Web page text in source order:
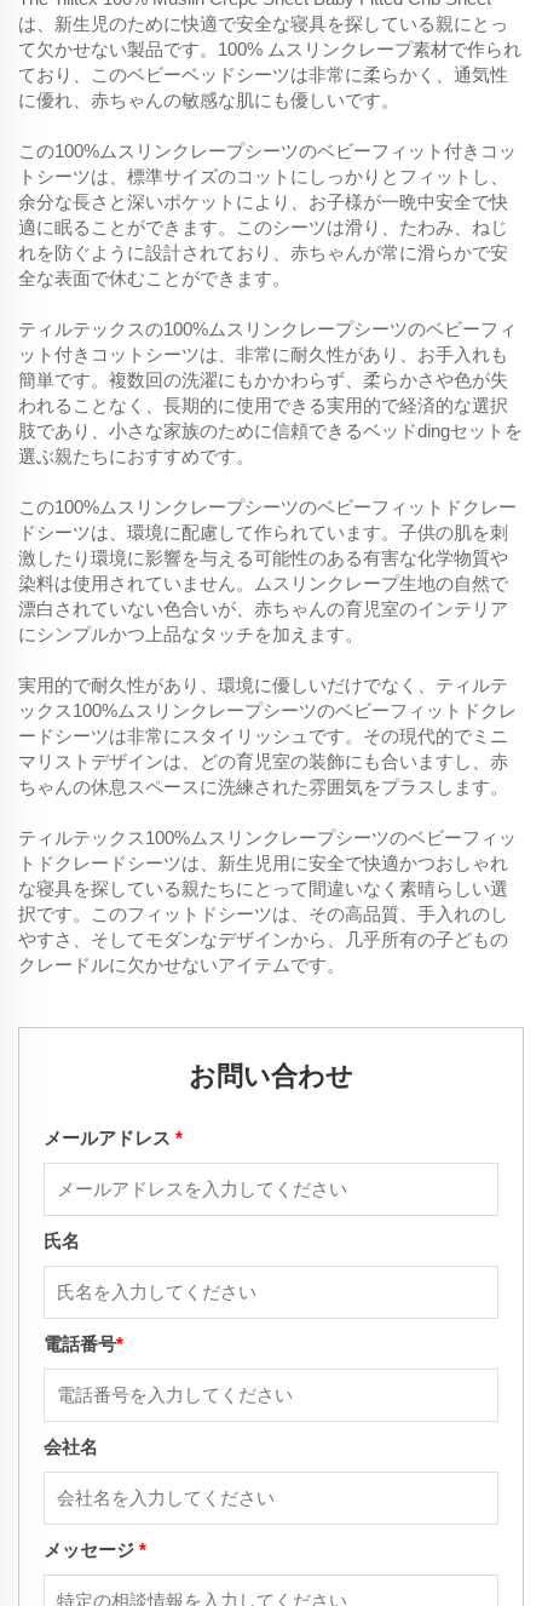
は、新生児のために快適で安全な寝具を探している親にとっ
て欠かせない製品です。100% ムスリンクレープ素材で作られ
ており、このベビーベッドシーツは非常に柔らかく、通気性
に優れ、赤ちゃんの敏感な肌にも優しいです。
この100%ムスリンクレープシーツのベビーフィット付きコッ
トシーツは、標準サイズのコットにしっかりとフィットし、
余分な長さと深いポケットにより、お子様が一晩中安全で快
適に眠ることができます。このシーツは滑り、たわみ、ねじ
れを防ぐように設計されており、赤ちゃんが常に滑らかで安
全な表面で休むことができます。
ティルテックスの100%ムスリンクレープシーツのベビーフィ
ット付きコットシーツは、非常に耐久性があり、お手入れも
簡単です。複数回の洗濯にもかかわらず、柔らかさや色が失
われることなく、長期的に使用できる実用的で経済的な選択
肢であり、小さな家族のために信頼できるベッドdingセットを
選ぶ親たちにおすすめです。
この100%ムスリンクレープシーツのベビーフィットドクレー
ドシーツは、環境に配慮して作られています。子供の肌を刺
激したり環境に影響を与える可能性のある有害な化学物質や
染料は使用されていません。ムスリンクレープ生地の自然で
漂白されていない色合いが、赤ちゃんの育児室のインテリア
にシンプルかつ上品なタッチを加えます。
実用的で耐久性があり、環境に優しいだけでなく、ティルテ
ックス100%ムスリンクレープシーツのベビーフィットドクレ
ードシーツは非常にスタイリッシュです。その現代的でミニ
マリストデザインは、どの育児室の装飾にも合いますし、赤
ちゃんの休息スペースに洗練された雰囲気をプラスします。
ティルテックス100%ムスリンクレープシーツのベビーフィッ
トドクレードシーツは、新生児用に安全で快適かつおしゃれ
な寝具を探している親たちにとって間違いなく素晴らしい選
択です。このフィットドシーツは、その高品質、手入れのし
やすさ、そしてモダンなデザインから、几乎所有の子どもの
クレードルに欠かせないアイテムです。
お問い合わせ
メールアドレス *
氏名
電話番号*
会社名
メッセージ *